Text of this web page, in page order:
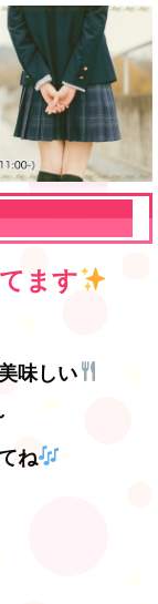
ます
味しい
ね